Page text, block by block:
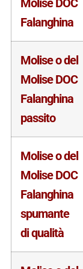
Falanghina
Molise o del
Molise DOC
Falanghina
passito
Molise o del
Molise DOC
Falanghina
spumante
di qualità